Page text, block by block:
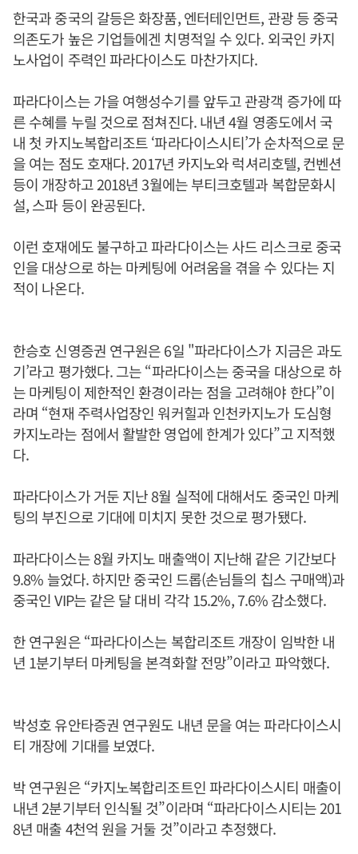
한국과 중국의 갈등은 화장품, 엔터테인먼트, 관광 등 중국
의존도가 높은 기업들에겐 치명적일 수 있다. 외국인 카지
노사업이 주력인 파라다이스도 마찬가지다.
파라다이스는 가을 여행성수기를 앞두고 관광객 증가에 따
른 수혜를 누릴 것으로 점쳐진다. 내년 4월 영종도에서 국
내 첫 카지노복합리조트 ‘파라다이스시티’가 순차적으로 문
을 여는 점도 호재다. 2017년 카지노와 럭셔리호텔, 컨벤션
등이 개장하고 2018년 3월에는 부티크호텔과 복합문화시
설, 스파 등이 완공된다.
이런 호재에도 불구하고 파라다이스는 사드 리스크로 중국
인을 대상으로 하는 마케팅에 어려움을 겪을 수 있다는 지
적이 나온다.
한승호 신영증권 연구원은 6일 "파라다이스가 지금은 과도
기’라고 평가했다. 그는 “파라다이스는 중국을 대상으로 하
는 마케팅이 제한적인 환경이라는 점을 고려해야 한다”이
라며 “현재 주력사업장인 워커힐과 인천카지노가 도심형
카지노라는 점에서 활발한 영업에 한계가 있다”고 지적했
다.
파라다이스가 거둔 지난 8월 실적에 대해서도 중국인 마케
팅의 부진으로 기대에 미치지 못한 것으로 평가됐다.
파라다이스는 8월 카지노 매출액이 지난해 같은 기간보다
9.8% 늘었다. 하지만 중국인 드롭(손님들의 칩스 구매액)과
중국인 VIP는 같은 달 대비 각각 15.2%, 7.6% 감소했다.
한 연구원은 “파라다이스는 복합리조트 개장이 임박한 내
년 1분기부터 마케팅을 본격화할 전망”이라고 파악했다.
박성호 유안타증권 연구원도 내년 문을 여는 파라다이스시
티 개장에 기대를 보였다.
박 연구원은 “카지노복합리조트인 파라다이스시티 매출이
내년 2분기부터 인식될 것”이라며 “파라다이스시티는 201
8년 매출 4천억 원을 거둘 것”이라고 추정했다.